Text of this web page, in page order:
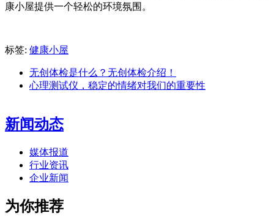
康小屋提供一个轻松的环境氛围。
标签: 健康小屋
无创体检是什么？无创体检介绍！
心理测试仪，稳定的情绪对我们的重要性
新闻动态
媒体报道
行业资讯
企业新闻
为你推荐